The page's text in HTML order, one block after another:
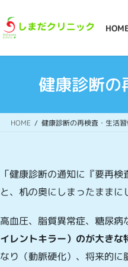
健康診断
HOME 健康診断の再検査・生活
「健康診断の通知に『要再
と、机の奥にしまったままに
高血圧、脂質異常症、糖尿病
イレントキラー）のが大きな
なり（動脈硬化）、将来的